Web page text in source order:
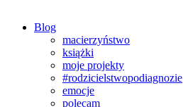
Blog
macierzyństwo
książki
moje projekty
#rodzicielstwopodiagnozie
emocje
polecam